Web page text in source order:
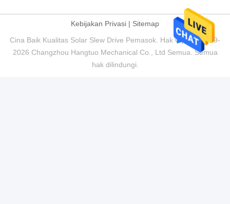
Kebijakan Privasi | Sitemap
Cina Baik Kualitas Solar Slew Drive Pemasok. Hak Cipta © 2019-
2026 Changzhou Hangtuo Mechanical Co., Ltd Semua. Semua
hak dilindungi.